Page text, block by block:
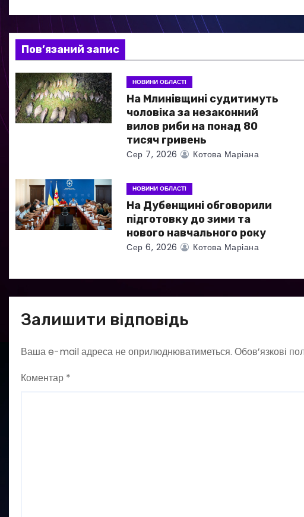
і
я
з
а
п
і
в
Пов’язаний запис
НОВИНИ ОБЛАСТІ
На Млинівщині судитимуть
чоловіка за незаконний
вилов риби на понад 80
тисяч гривень
Сер 7, 2026 Котова Маріана
НОВИНИ ОБЛАСТІ
На Дубенщині обговорили
підготовку до зими та
нового навчального року
Сер 6, 2026 Котова Маріана
Залишити відповідь
Ваша e-mail адреса не оприлюднюватиметься. Обов’язкові
Коментар *